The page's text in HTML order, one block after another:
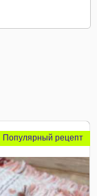
Популярный рецепт